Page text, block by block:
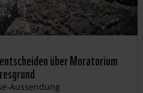
über Moratorium
Aussendung